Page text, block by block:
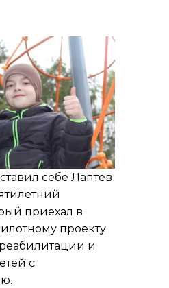
себе Лаптев
приехал в
проекту
и
с